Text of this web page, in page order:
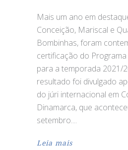
Mais um ano em
Conceição, Mariscal e
Bombinhas, foram
certificação do
para a temporada 2021/
resultado foi divulgado
do júri internacional em
Dinamarca, que
setembro.
Leia mais